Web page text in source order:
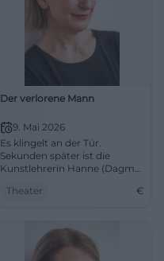
Der verlorene Mann
9. Mai 2026
Es klingelt an der Tür.
Sekunden später ist die
Kunstlehrerin Hanne (Dagmar
Dreiecksbeziehung.
Theater €